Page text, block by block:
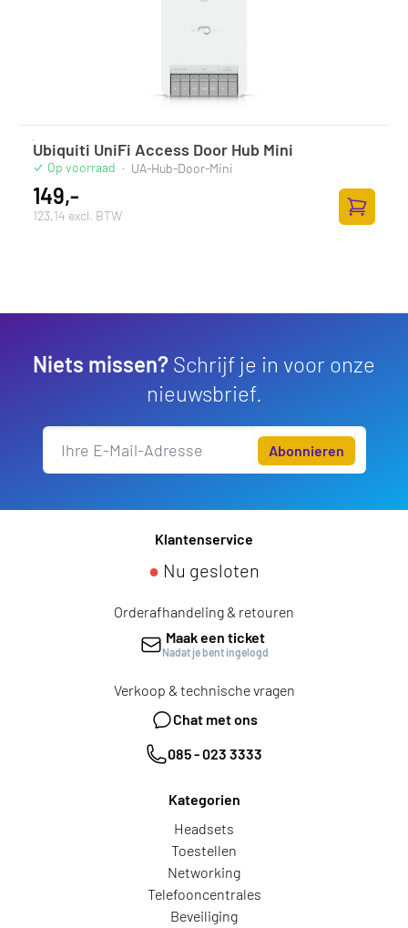
Ubiquiti UniFi Access Door Hub Mini
Op voorraad · UA-Hub-Door-Mini
149,-
123,14 excl. BTW
Zum
Niets missen? Schrijf je in voor onze
nieuwsbrief.
Abonnieren
Klantenservice
● Nu gesloten
Orderafhandeling & retouren
Maak een ticket
Nadat je bent ingelogd
Verkoop & technische vragen
Chat met ons
085 - 023 3333
Kategorien
Headsets
Toestellen
Networking
Telefooncentrales
Beveiliging